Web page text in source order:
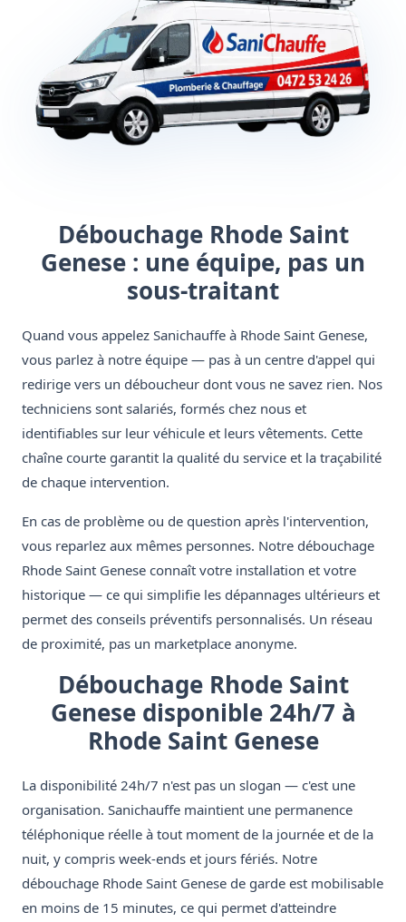
Débouchage Rhode Saint
Genese : une équipe, pas un
sous-traitant
Quand vous appelez Sanichauffe à Rhode Saint Genese,
vous parlez à notre équipe — pas à un centre d'appel qui
redirige vers un déboucheur dont vous ne savez rien. Nos
techniciens sont salariés, formés chez nous et
identifiables sur leur véhicule et leurs vêtements. Cette
chaîne courte garantit la qualité du service et la traçabilité
de chaque intervention.
En cas de problème ou de question après l'intervention,
vous reparlez aux mêmes personnes. Notre débouchage
Rhode Saint Genese connaît votre installation et votre
historique — ce qui simplifie les dépannages ultérieurs et
permet des conseils préventifs personnalisés. Un réseau
de proximité, pas un marketplace anonyme.
Débouchage Rhode Saint
Genese disponible 24h/7 à
Rhode Saint Genese
La disponibilité 24h/7 n'est pas un slogan — c'est une
organisation. Sanichauffe maintient une permanence
téléphonique réelle à tout moment de la journée et de la
nuit, y compris week-ends et jours fériés. Notre
débouchage Rhode Saint Genese de garde est mobilisable
en moins de 15 minutes, ce qui permet d'atteindre